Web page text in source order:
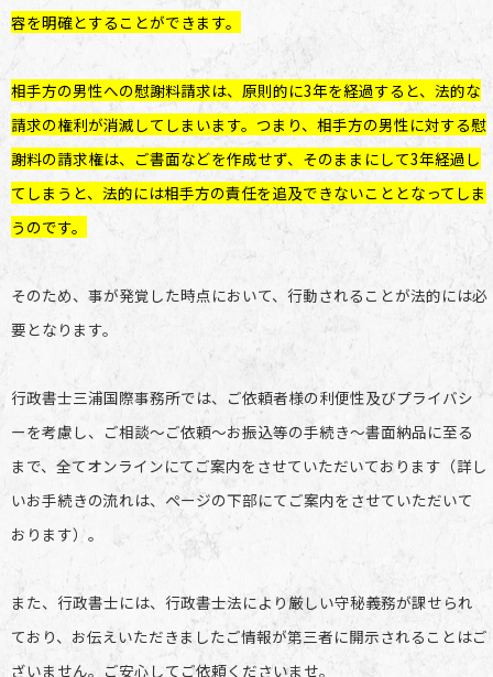
容を明確とすることができます。
相手方の男性への慰謝料請求は、原則的に3年を経過すると、法的な
請求の権利が消滅してしまいます。つまり、相手方の男性に対する慰
謝料の請求権は、ご書面などを作成せず、そのままにして3年経過し
てしまうと、法的には相手方の責任を追及できないこととなってしま
うのです。
そのため、事が発覚した時点において、行動されることが法的には必
要となります。
行政書士三浦国際事務所では、ご依頼者様の利便性及びプライバシ
ーを考慮し、ご相談〜ご依頼～お振込等の手続き～書面納品に至る
まで、全てオンラインにてご案内をさせていただいております（詳し
いお手続きの流れは、ページの下部にてご案内をさせていただいて
おります）。
また、行政書士には、行政書士法により厳しい守秘義務が課せられ
ており、お伝えいただきましたご情報が第三者に開示されることはご
ざいません。ご安心してご依頼くださいませ。